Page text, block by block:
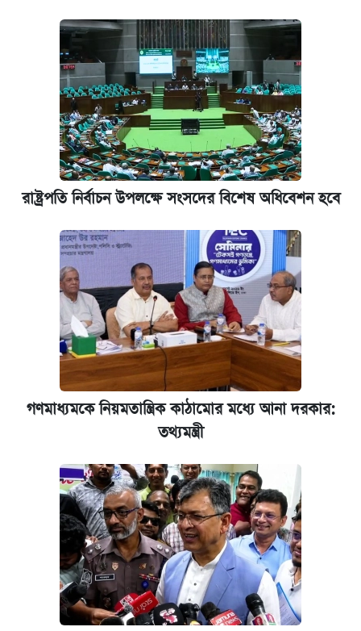
রাষ্ট্রপতি নির্বাচন উপলক্ষে সংসদের বিশেষ অধিবেশন হবে
গণমাধ্যমকে নিয়মতান্ত্রিক কাঠামোর মধ্যে আনা দরকার:
তথ্যমন্ত্রী